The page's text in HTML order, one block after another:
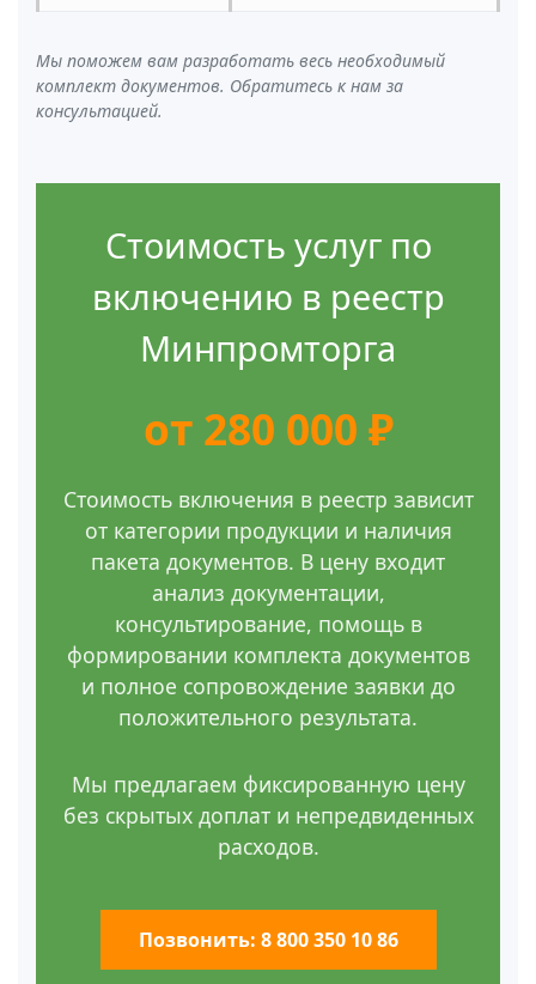
Мы поможем вам разработать весь необходимый
комплект документов. Обратитесь к нам за
консультацией.
Стоимость услуг по
включению в реестр
Минпромторга
от 280 000 ₽
Стоимость включения в реестр зависит
от категории продукции и наличия
пакета документов. В цену входит
анализ документации,
консультирование, помощь в
формировании комплекта документов
и полное сопровождение заявки до
положительного результата.
Мы предлагаем фиксированную цену
без скрытых доплат и непредвиденных
расходов.
Позвонить: 8 800 350 10 86